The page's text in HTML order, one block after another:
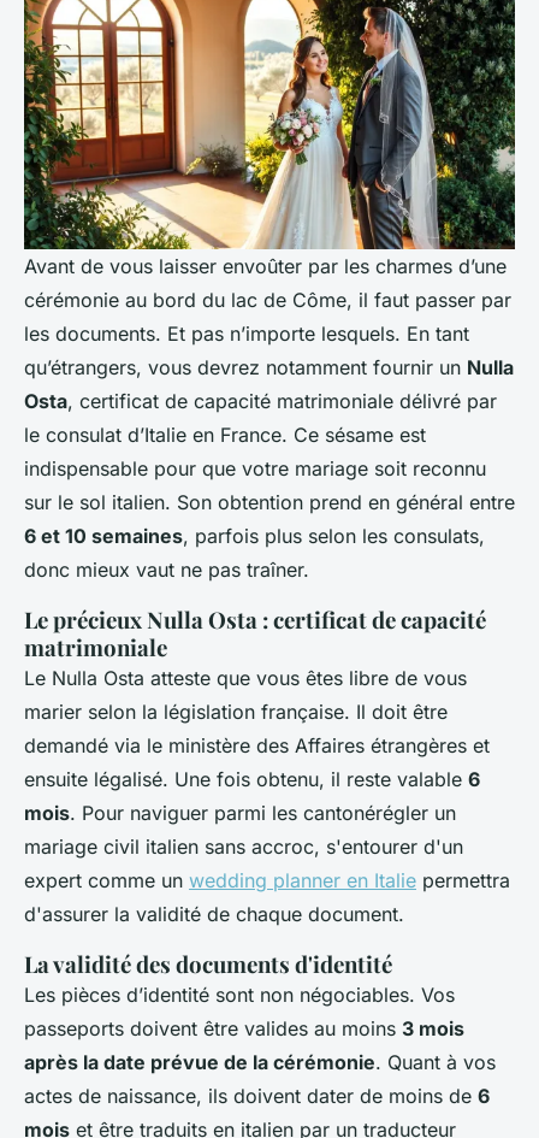
Avant de vous laisser envoûter par les charmes d’une
cérémonie au bord du lac de Côme, il faut passer par
les documents. Et pas n’importe lesquels. En tant
qu’étrangers, vous devrez notamment fournir un Nulla
Osta, certificat de capacité matrimoniale délivré par
le consulat d’Italie en France. Ce sésame est
indispensable pour que votre mariage soit reconnu
sur le sol italien. Son obtention prend en général entre
6 et 10 semaines, parfois plus selon les consulats,
donc mieux vaut ne pas traîner.
Le précieux Nulla Osta : certificat de capacité
matrimoniale
Le Nulla Osta atteste que vous êtes libre de vous
marier selon la législation française. Il doit être
demandé via le ministère des Affaires étrangères et
ensuite légalisé. Une fois obtenu, il reste valable 6
mois. Pour naviguer parmi les cantonérégler un
mariage civil italien sans accroc, s'entourer d'un
expert comme un wedding planner en Italie permettra
d'assurer la validité de chaque document.
La validité des documents d'identité
Les pièces d’identité sont non négociables. Vos
passeports doivent être valides au moins 3 mois
après la date prévue de la cérémonie. Quant à vos
actes de naissance, ils doivent dater de moins de 6
mois et être traduits en italien par un traducteur